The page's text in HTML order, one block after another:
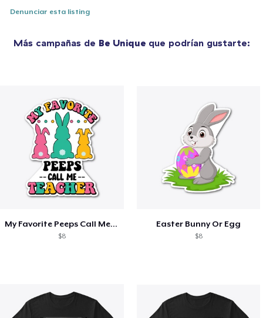
Denunciar esta listing
Más campañas de Be Unique que podrían gustarte:
My Favorite Peeps Call Me Teacher Easter
$8
Easter Bunny Or Egg
$8